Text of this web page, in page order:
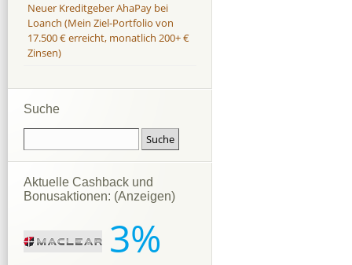
Neuer Kreditgeber AhaPay bei
Loanch (Mein Ziel-Portfolio von
17.500 € erreicht, monatlich 200+ €
Zinsen)
Suche
Aktuelle Cashback und
Bonusaktionen: (Anzeigen)
3%